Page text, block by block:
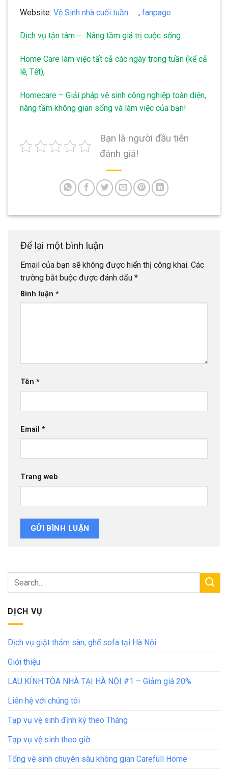
Website: Vệ Sinh nhà cuối tuần , fanpage
Dịch vụ tận tâm – Nâng tầm giá trị cuộc sống.
Home Care làm việc tất cả các ngày trong tuần (kể cả
lễ, Tết),
Homecare – Giải pháp vệ sinh công nghiệp toàn diện,
nâng tầm không gian sống và làm việc của bạn!
Bạn là người đầu tiên
đánh giá!
Để lại một bình luận
Email của bạn sẽ không được hiển thị công khai. Các
trường bắt buộc được đánh dấu *
Bình luận *
Tên *
Email *
Trang web
DỊCH VỤ
Dịch vụ giặt thảm sàn, ghế sofa tại Hà Nội
Giới thiệu
LAU KÍNH TÒA NHÀ TẠI HÀ NỘI #1 – Giảm giá 20%
Liên hệ với chúng tôi
Tạp vụ vệ sinh định kỳ theo Tháng
Tạp vụ vệ sinh theo giờ
Tổng vệ sinh chuyên sâu không gian Carefull Home